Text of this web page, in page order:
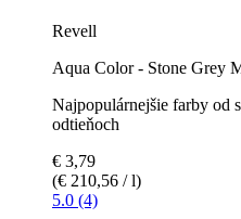
Revell
Aqua Color - Stone Grey
Najpopulárnejšie farby od
odtieňoch
€ 3,79
(€ 210,56 / l)
5.0 (4)